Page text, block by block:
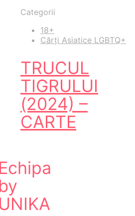
Categorii
18+
Cărți Asiatice LGBTQ+
TRUCUL
TIGRULUI
(2024) –
CARTE